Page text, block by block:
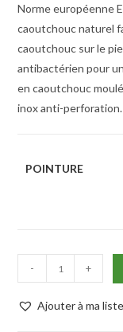
Norme européenne
caoutchouc naturel
caoutchouc sur le
antibactérien pour
en caoutchouc
inox anti-
POINTURE
- +
Ajouter à ma